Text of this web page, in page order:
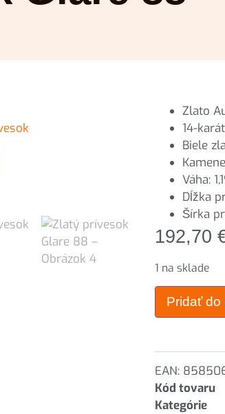
Zlato
14-
Biele
Váha:
Dĺžka
Šírka
192,70
1 na sklade
Pridať do
EAN:
Kód tovaru
Kategórie